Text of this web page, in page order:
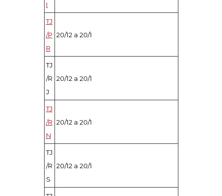
I
TJ
/P
R
20/12 a 20/1
TJ
/R
J
20/12 a 20/1
TJ
/R
N
20/12 a 20/1
TJ
/R
S
20/12 a 20/1